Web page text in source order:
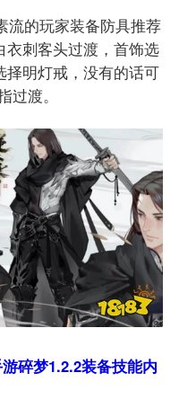
流的玩家装备防具推荐
刺客头过渡，首饰选
明灯戒，没有的话可
过渡。
碎梦1.2.2装备技能内